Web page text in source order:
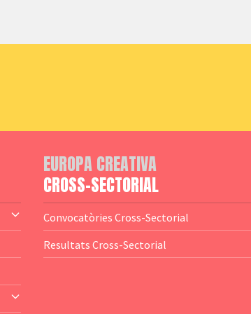
EUROPA CREATIVA
CROSS-SECTORIAL
Convocatòries Cross-Sectorial
Resultats Cross-Sectorial